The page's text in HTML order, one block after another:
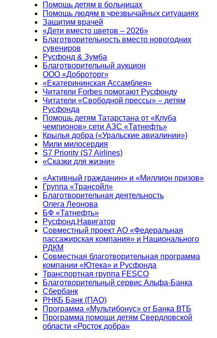
Помощь детям в больницах
Помощь людям в чрезвычайных ситуациях
Защитим врачей
«Дети вместо цветов – 2026»
Благотворительность вместо новогодних
сувениров
Русфонд & Зумба
Благотворительный аукцион
ООО «Доброторг»
«Екатерининская Ассамблея»
Читатели Forbes помогают Русфонду
Читатели «Свободной прессы» – детям
Русфонда
Помощь детям Татарстана от «Клуба
чемпионов» сети АЗС «Татнефть»
Крылья добра («Уральские авиалинии»)
Мили милосердия
S7 Priority (S7 Airlines)
«Сказки для жизни»
«Активный гражданин» и «Миллион призов»
Группа «Трансойл»
Благотворительная деятельность
Олега Леонова
БФ «Татнефть»
Русфонд.Навигатор
Совместный проект АО «Федеральная
пассажирская компания» и Национального
РДКМ
Совместная благотворительная программа
компании «Ютека» и Русфонда
Транспортная группа FESCO
Благотворительный сервис Альфа-Банка
Сбербанк
РНКБ Банк (ПАО)
Программа «Мультибонус» от Банка ВТБ
Программа помощи детям Свердловской
области «Росток добра»